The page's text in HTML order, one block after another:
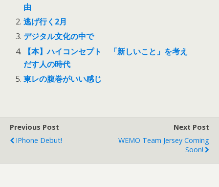
由
逃げ行く2月
デジタル文化の中で
【本】ハイコンセプト 「新しいこと」を考え
だす人の時代
東レの腹巻がいい感じ
Previous Post
IPhone Debut!
Next Post
WEMO Team Jersey Coming
Soon!